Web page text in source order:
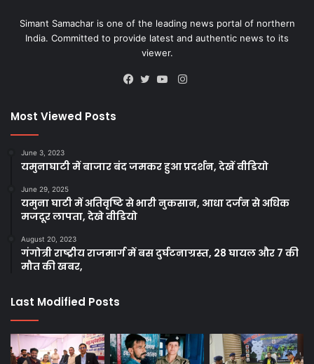
Simant Samachar is one of the leading news portal of northern
India. Committed to provide latest and authentic news to its
viewer.
Instagram
Most Viewed Posts
June 3, 2023
यमुनाघाटी में बाजार बंद जमकर हुआ प्रदर्शन, देखें वीडियो
June 29, 2025
यमुना घाटी में अतिवृष्टि से भारी नुकसान, आधा दर्जन से अधिक
मजदूर लापता, देखे वीडियो
August 20, 2023
गंगोत्री राष्ट्रीय राजमार्ग में बस दुर्घटनाग्रस्त, 28 घायल और 7 की
मौत की खबर,
Last Modified Posts